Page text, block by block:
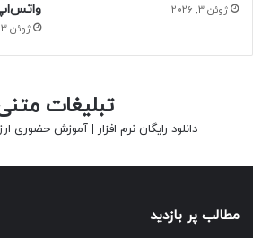
هواوی، این شرکت قصد دارد تا پایان سال
میلادی آینده، نخستین خودروهای کراس
ژوئن 3, 2026
ژوئن 3, 2026
تبلیغات
دانلود رایگان نرم افزار | آموزش حضوری ارز
مطالب پر بازدید